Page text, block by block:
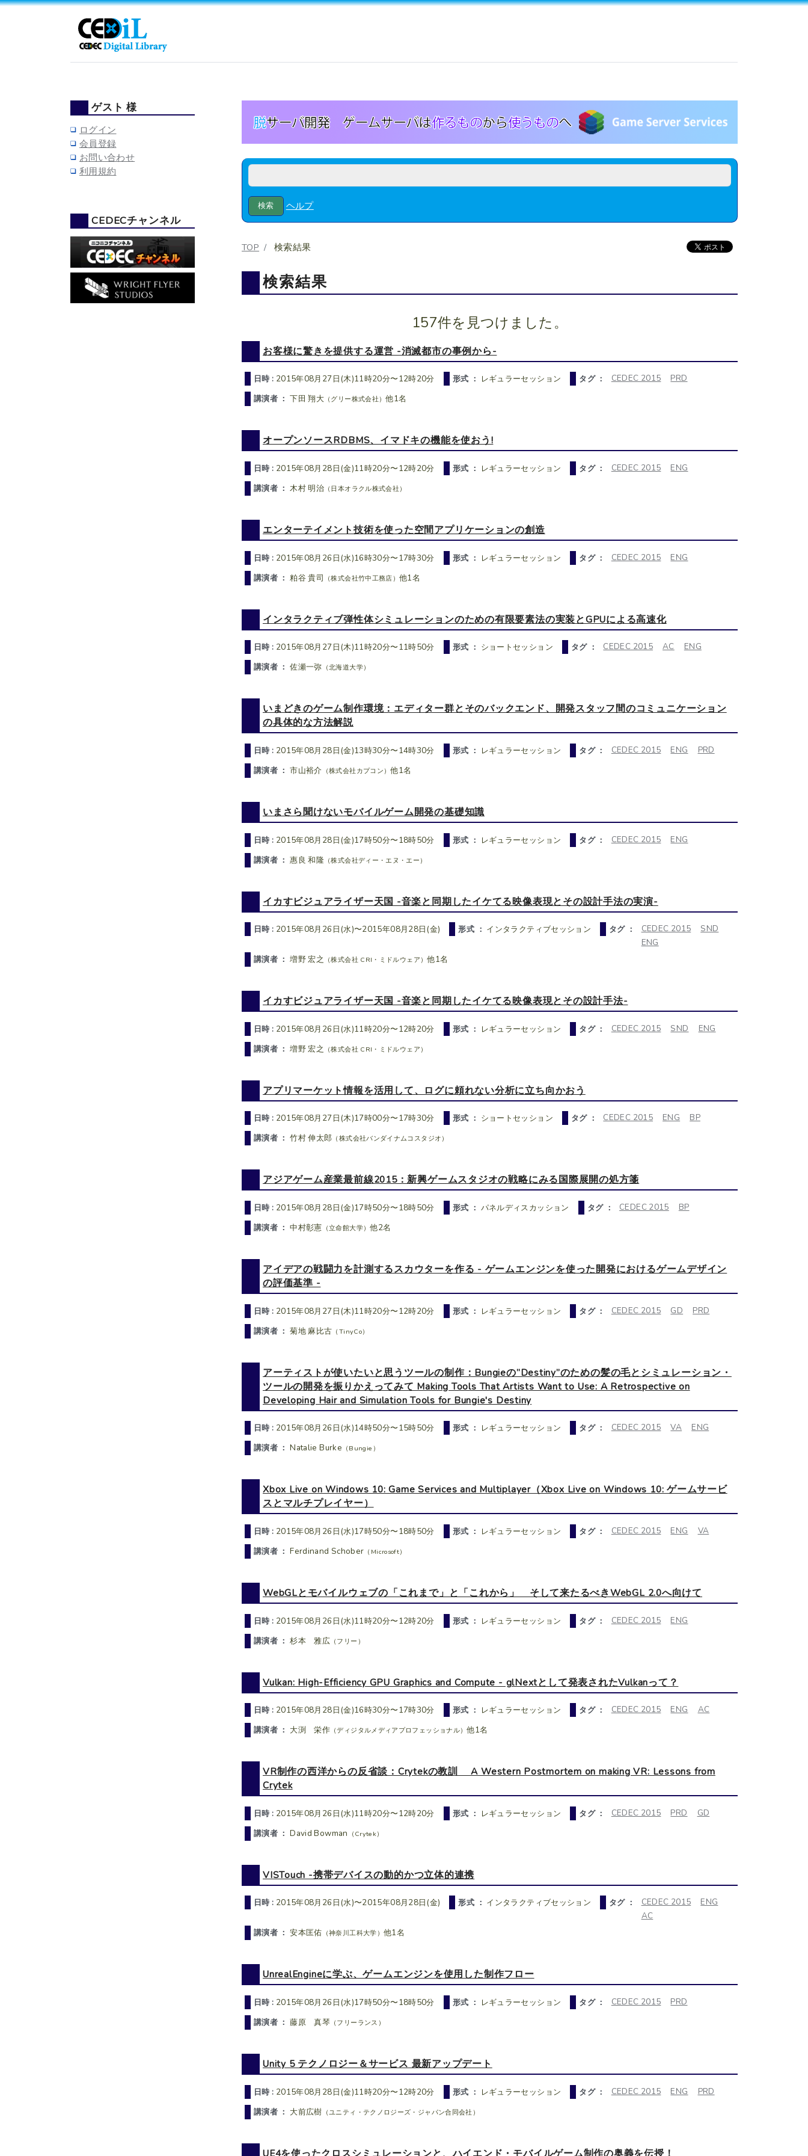
ヘルプ
TOP 検索結果
検索結果
157件を見つけました。
お客様に驚きを提供する運営 -消滅都市の事例から-
日時 : 2015年08月27日(木)11時20分〜12時20分 形式 ： レギュラーセッション タグ ： CEDEC 2015
PRD
講演者 ：下田 翔大 （グリー株式会社）他1名
オープンソースRDBMS、イマドキの機能を使おう!
日時 : 2015年08月28日(金)11時20分〜12時20分 形式 ： レギュラーセッション タグ ： CEDEC 2015
ENG
講演者 ：木村 明治 （日本オラクル株式会社）
エンターテイメント技術を使った空間アプリケーションの創造
日時 : 2015年08月26日(水)16時30分〜17時30分 形式 ： レギュラーセッション タグ ： CEDEC 2015
ENG
講演者 ：粕谷 貴司 （株式会社竹中工務店）他1名
インタラクティブ弾性体シミュレーションのための有限要素法の実装とGPUによる高速化
日時 : 2015年08月27日(木)11時20分〜11時50分 形式 ： ショートセッション タグ ： CEDEC 2015 AC
ENG
講演者 ：佐瀬一弥 （北海道大学）
いまどきのゲーム制作環境：エディター群とそのバックエンド、開発スタッフ間のコミュニケーション
の具体的な方法解説
日時 : 2015年08月28日(金)13時30分〜14時30分 形式 ： レギュラーセッション タグ ： CEDEC 2015 ENG
PRD
講演者 ：市山裕介 （株式会社カプコン）他1名
いまさら聞けないモバイルゲーム開発の基礎知識
日時 : 2015年08月28日(金)17時50分〜18時50分 形式 ： レギュラーセッション タグ ： CEDEC 2015
ENG
講演者 ：惠良 和隆 （株式会社ディー・エヌ・エー）
イカすビジュアライザー天国 -音楽と同期したイケてる映像表現とその設計手法の実演-
日時 : 2015年08月26日(水)〜2015年08月28日(金) 形式 ： インタラクティブセッション タグ ： CEDEC 2015
SND
ENG
講演者 ：増野 宏之 （株式会社 CRI・ミドルウェア）他1名
イカすビジュアライザー天国 -音楽と同期したイケてる映像表現とその設計手法-
日時 : 2015年08月26日(水)11時20分〜12時20分 形式 ： レギュラーセッション タグ ： CEDEC 2015 SND
ENG
講演者 ：増野 宏之 （株式会社 CRI・ミドルウェア）
アプリマーケット情報を活用して、ログに頼れない分析に立ち向かおう
日時 : 2015年08月27日(木)17時00分〜17時30分 形式 ： ショートセッション タグ ： CEDEC 2015 ENG
BP
講演者 ：竹村 伸太郎 （株式会社バンダイナムコスタジオ）
アジアゲーム産業最前線2015：新興ゲームスタジオの戦略にみる国際展開の処方箋
日時 : 2015年08月28日(金)17時50分〜18時50分 形式 ： パネルディスカッション タグ ： CEDEC 2015
BP
講演者 ：中村彰憲 （立命館大学）他2名
アイデアの戦闘力を計測するスカウターを作る - ゲームエンジンを使った開発におけるゲームデザイン
の評価基準 -
日時 : 2015年08月27日(木)11時20分〜12時20分 形式 ： レギュラーセッション タグ ： CEDEC 2015 GD
PRD
講演者 ：菊地 麻比古 （TinyCo）
アーティストが使いたいと思うツールの制作：Bungieの”Destiny”のための髪の毛とシミュレーション・
ツールの開発を振りかえってみて Making Tools That Artists Want to Use: A Retrospective on
Developing Hair and Simulation Tools for Bungie's Destiny
日時 : 2015年08月26日(水)14時50分〜15時50分 形式 ： レギュラーセッション タグ ： CEDEC 2015 VA
ENG
講演者 ：Natalie Burke （Bungie）
Xbox Live on Windows 10: Game Services and Multiplayer（Xbox Live on Windows 10: ゲームサービ
スとマルチプレイヤー）
日時 : 2015年08月26日(水)17時50分〜18時50分 形式 ： レギュラーセッション タグ ： CEDEC 2015 ENG
VA
講演者 ：Ferdinand Schober （Microsoft）
WebGLとモバイルウェブの「これまで」と「これから」 そして来たるべきWebGL 2.0へ向けて
日時 : 2015年08月26日(水)11時20分〜12時20分 形式 ： レギュラーセッション タグ ： CEDEC 2015
ENG
講演者 ：杉本 雅広 （フリー）
Vulkan: High-Efficiency GPU Graphics and Compute - glNextとして発表されたVulkanって？
日時 : 2015年08月28日(金)16時30分〜17時30分 形式 ： レギュラーセッション タグ ： CEDEC 2015 ENG
AC
講演者 ：大渕 栄作 （ディジタルメディアプロフェッショナル）他1名
VR制作の西洋からの反省談：Crytekの教訓 A Western Postmortem on making VR: Lessons from
Crytek
日時 : 2015年08月26日(水)11時20分〜12時20分 形式 ： レギュラーセッション タグ ： CEDEC 2015 PRD
GD
講演者 ：David Bowman （Crytek）
VISTouch -携帯デバイスの動的かつ立体的連携
日時 : 2015年08月26日(水)〜2015年08月28日(金) 形式 ： インタラクティブセッション タグ ： CEDEC 2015
ENG
AC
講演者 ：安本匡佑 （神奈川工科大学） 他1名
UnrealEngineに学ぶ、ゲームエンジンを使用した制作フロー
日時 : 2015年08月26日(水)17時50分〜18時50分 形式 ： レギュラーセッション タグ ： CEDEC 2015
PRD
講演者 ：藤原 真琴 （フリーランス）
Unity 5 テクノロジー＆サービス 最新アップデート
日時 : 2015年08月28日(金)11時20分〜12時20分 形式 ： レギュラーセッション タグ ： CEDEC 2015 ENG
PRD
講演者 ： 大前広樹 （ユニティ・テクノロジーズ・ジャパン合同会社）
UE4を使ったクロスシミュレーションと、ハイエンド・モバイルゲーム制作の奥義を伝授！
ゲスト 様
ログイン
会員登録
お問い合わせ
利用規約
CEDECチャンネル